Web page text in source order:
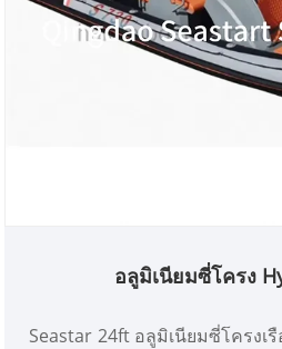
อลูมิเนียมซี่โครง
Seastar 24ft อลูมิเนียมซี่โครงเ